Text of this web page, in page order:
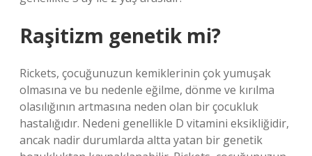
Raşitizm genetik mi?
Rickets, çocuğunuzun kemiklerinin çok yumuşak
olmasına ve bu nedenle eğilme, dönme ve kırılma
olasılığının artmasına neden olan bir çocukluk
hastalığıdır. Nedeni genellikle D vitamini eksikliğidir,
ancak nadir durumlarda altta yatan bir genetik